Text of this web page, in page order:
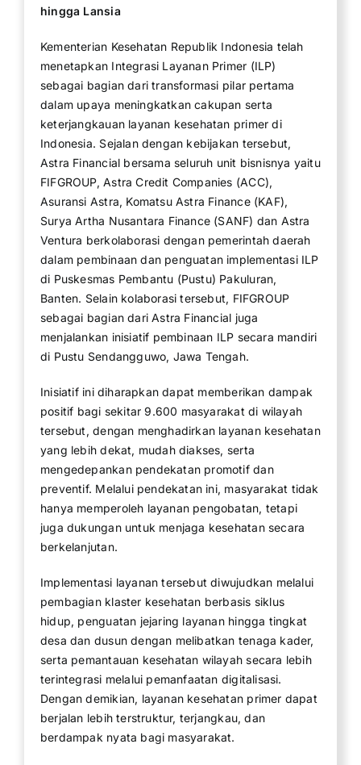
hingga Lansia
Kementerian Kesehatan Republik Indonesia telah
menetapkan Integrasi Layanan Primer (ILP)
sebagai bagian dari transformasi pilar pertama
dalam upaya meningkatkan cakupan serta
keterjangkauan layanan kesehatan primer di
Indonesia. Sejalan dengan kebijakan tersebut,
Astra Financial bersama seluruh unit bisnisnya yaitu
FIFGROUP, Astra Credit Companies (ACC),
Asuransi Astra, Komatsu Astra Finance (KAF),
Surya Artha Nusantara Finance (SANF) dan Astra
Ventura berkolaborasi dengan pemerintah daerah
dalam pembinaan dan penguatan implementasi ILP
di Puskesmas Pembantu (Pustu) Pakuluran,
Banten. Selain kolaborasi tersebut, FIFGROUP
sebagai bagian dari Astra Financial juga
menjalankan inisiatif pembinaan ILP secara mandiri
di Pustu Sendangguwo, Jawa Tengah.
Inisiatif ini diharapkan dapat memberikan dampak
positif bagi sekitar 9.600 masyarakat di wilayah
tersebut, dengan menghadirkan layanan kesehatan
yang lebih dekat, mudah diakses, serta
mengedepankan pendekatan promotif dan
preventif. Melalui pendekatan ini, masyarakat tidak
hanya memperoleh layanan pengobatan, tetapi
juga dukungan untuk menjaga kesehatan secara
berkelanjutan.
Implementasi layanan tersebut diwujudkan melalui
pembagian klaster kesehatan berbasis siklus
hidup, penguatan jejaring layanan hingga tingkat
desa dan dusun dengan melibatkan tenaga kader,
serta pemantauan kesehatan wilayah secara lebih
terintegrasi melalui pemanfaatan digitalisasi.
Dengan demikian, layanan kesehatan primer dapat
berjalan lebih terstruktur, terjangkau, dan
berdampak nyata bagi masyarakat.